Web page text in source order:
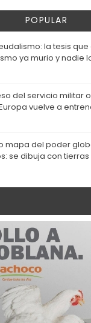
POPULAR
la tesis
ya murio y nadie
del servicio militar
vuelve a
mapa del poder
se dibuja con